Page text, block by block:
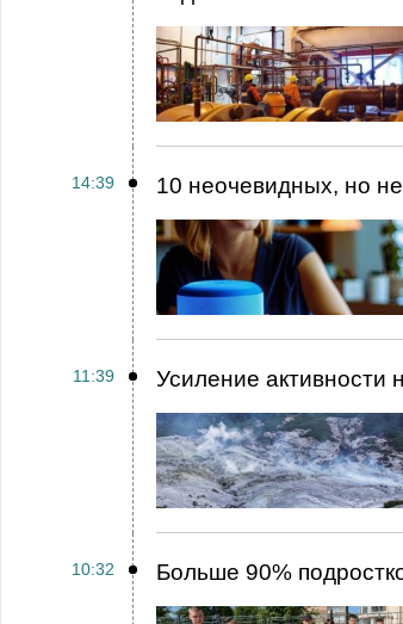
14:39 10 неочевидных, но
11:39 Усиление
10:32 Больше 90%